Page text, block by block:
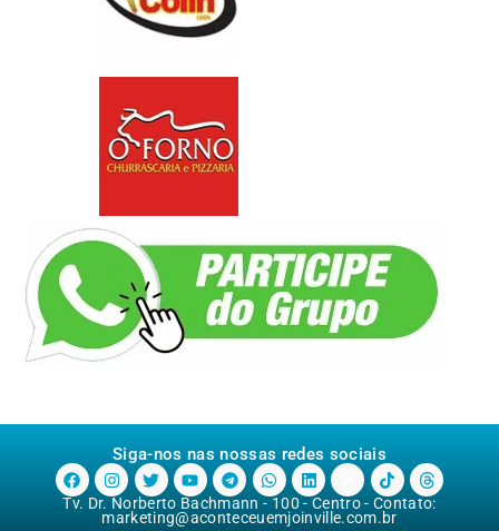
Siga-nos nas nossas redes sociais
Tv. Dr. Norberto Bachmann - 100 - Centro - Contato:
marketing@aconteceuemjoinville.com.br